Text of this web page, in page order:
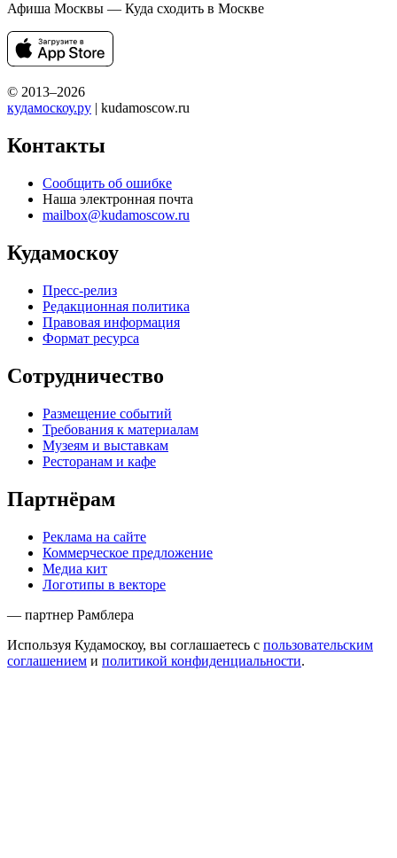
Афиша Москвы — Куда сходить в Москве
© 2013–2026
кудамоскоу.ру | kudamoscow.ru
Контакты
Сообщить об ошибке
Наша электронная почта
mailbox@kudamoscow.ru
Кудамоскоу
Пресс-релиз
Редакционная политика
Правовая информация
Формат ресурса
Сотрудничество
Размещение событий
Требования к материалам
Музеям и выставкам
Ресторанам и кафе
Партнёрам
Реклама на сайте
Коммерческое предложение
Медиа кит
Логотипы в векторе
— партнер Рамблера
Используя Кудамоскоу, вы соглашаетесь с пользовательским
соглашением и политикой конфиденциальности.